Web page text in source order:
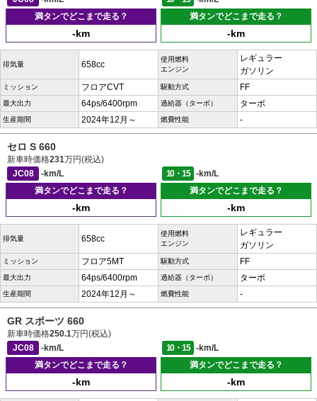
満タンでどこまで走る？
-km
満タンでどこまで走る？
-km
排気量 658cc
使用燃料
エンジン
レギュラー
ガソリン
ミッション フロアCVT 駆動方式 FF
最大出力 64ps/6400rpm 過給器（ターボ） ターボ
生産期間 2024年12月～ 燃費性能 -
セロ S 660
新車時価格231万円(税込)
JC08
-km/L 10・15
-km/L
満タンでどこまで走る？
-km
満タンでどこまで走る？
-km
排気量 658cc
使用燃料
エンジン
レギュラー
ガソリン
ミッション フロア5MT 駆動方式 FF
最大出力 64ps/6400rpm 過給器（ターボ） ターボ
生産期間 2024年12月～ 燃費性能 -
GR スポーツ 660
新車時価格250.1万円(税込)
JC08
-km/L 10・15
-km/L
満タンでどこまで走る？
-km
満タンでどこまで走る？
-km